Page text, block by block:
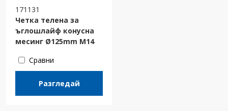
171131
Четка телена за
ъглошлайф конусна
месинг Ø125mm M14
Сравни
Разгледай